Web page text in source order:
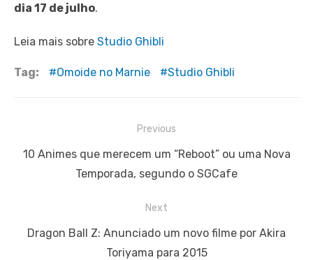
dia 17 de julho.
Leia mais sobre Studio Ghibli
Tag: Omoide no Marnie Studio Ghibli
de
Previous
Previous
10 Animes que merecem um “Reboot” ou uma Nova
Temporada, segundo o SGCafe
Next
Next
Dragon Ball Z: Anunciado um novo filme por Akira
Toriyama para 2015